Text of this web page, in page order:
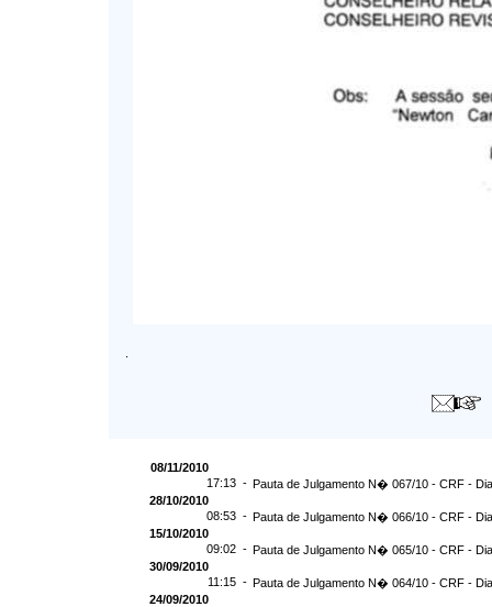
08/11/2010
17:13 - Pauta de Julgamento N� 067/10 - CRF -
28/10/2010
08:53 - Pauta de Julgamento N� 066/10 - CRF -
15/10/2010
09:02 - Pauta de Julgamento N� 065/10 - CRF -
30/09/2010
11:15 - Pauta de Julgamento N� 064/10 - CRF -
24/09/2010